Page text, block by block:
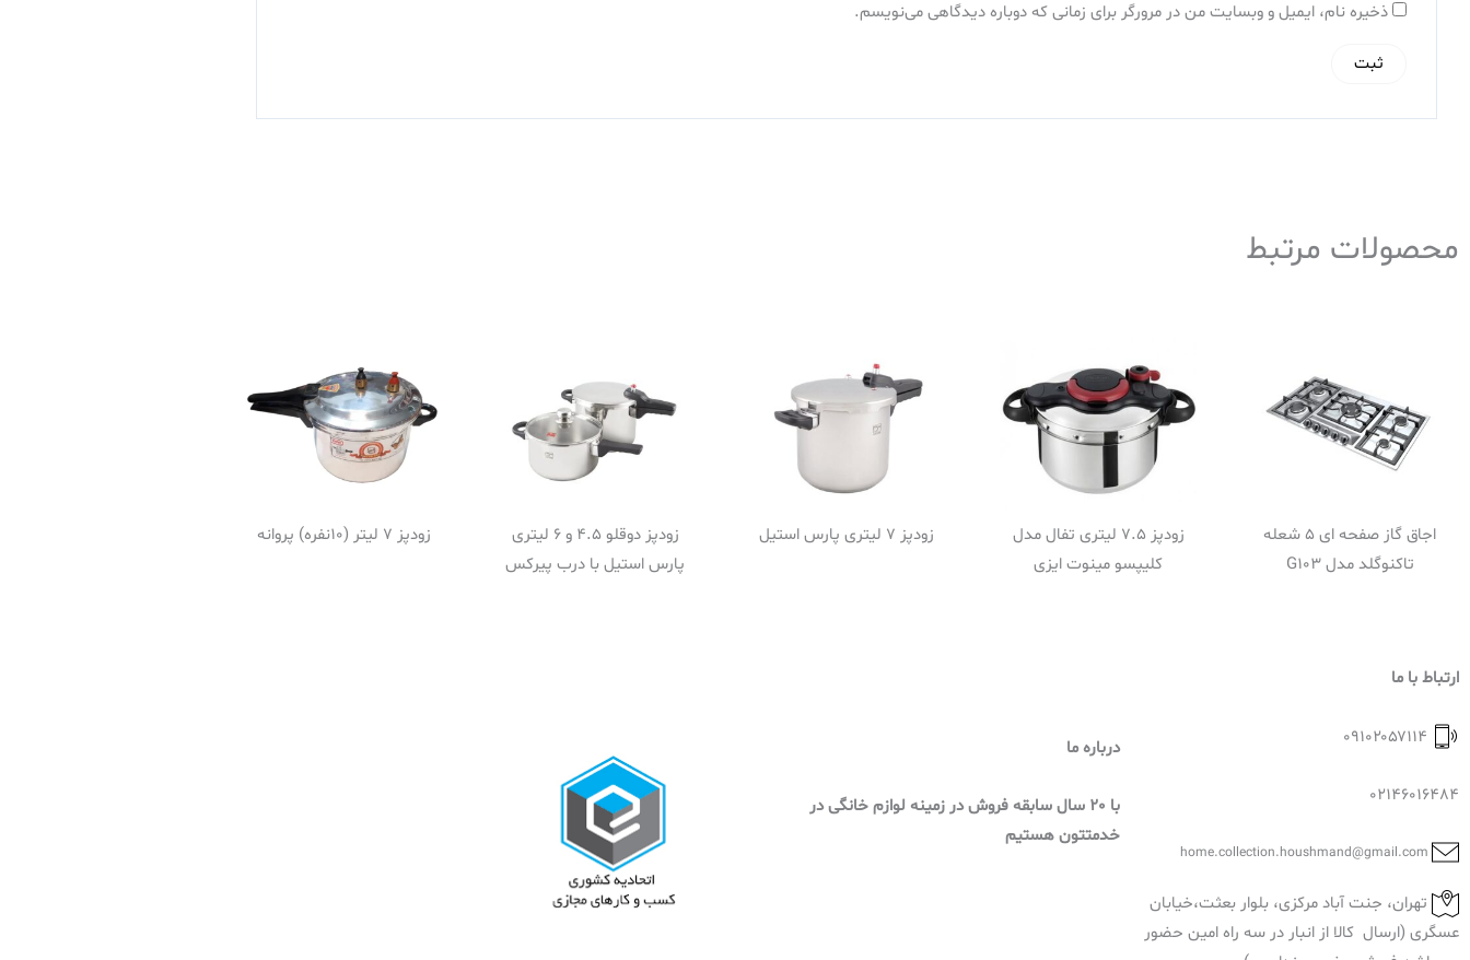
ذخیره نام، ایمیل و وبسایت من در مرورگر برای زمانی که دوباره دیدگاهی می‌نویسم.
محصولات مرتبط
اجاق گاز صفحه ای 5 شعله
تاکنوگلد مدل G103
زودپز 7.5 لیتری تفال مدل
کلیپسو مینوت ایزی
زودپز 7 لیتری پارس استیل
زودپز دوقلو 4.5 و 6 لیتری
پارس استیل با درب پیرکس
زودپز 7 لیتر (10نفره) پروانه
ارتباط با ما
02146016484
تهران، جنت آباد مرکزی، بلوار بعثت،خیابان
عسگری (ارسال کالا از انبار در سه راه امین حضور
درباره ما
با 20 سال سابقه فروش در زمینه لوازم خانگی در
خدمتتون هستیم